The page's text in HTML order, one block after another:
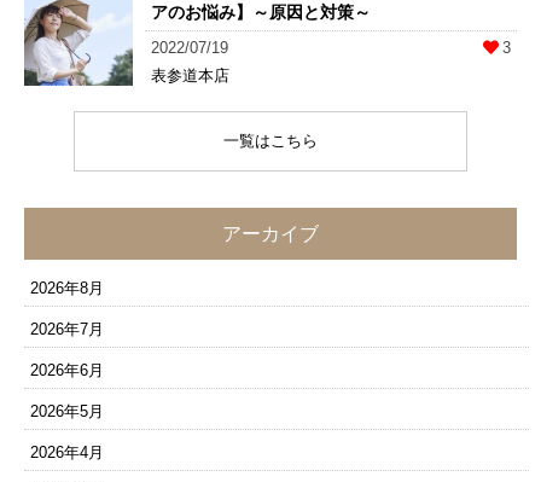
アのお悩み】～原因と対策～
2022/07/19
3
表参道本店
一覧はこちら
アーカイブ
2026年8月
2026年7月
2026年6月
2026年5月
2026年4月